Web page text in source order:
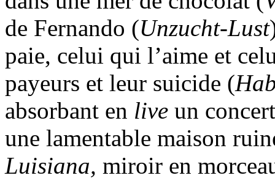
de Fernando (Unzucht-Lust
paie, celui qui l’aime et
payeurs et leur suicide (
absorbant en live un
une lamentable maison
Luisiana, miroir en